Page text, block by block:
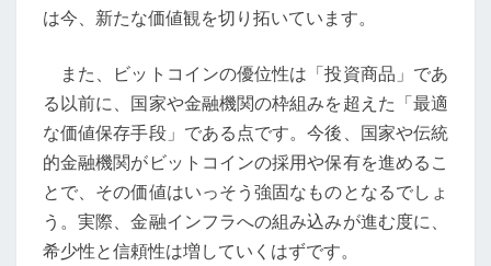
は今、新たな価値観を切り拓いています。
また、ビットコインの優位性は「投資商品」であ
る以前に、国家や金融機関の枠組みを超えた「最適
な価値保存手段」である点です。今後、国家や伝統
的金融機関がビットコインの採用や保有を進めるこ
とで、その価値はいっそう強固なものとなるでしょ
う。実際、金融インフラへの組み込みが進む度に、
希少性と信頼性は増していくはずです。